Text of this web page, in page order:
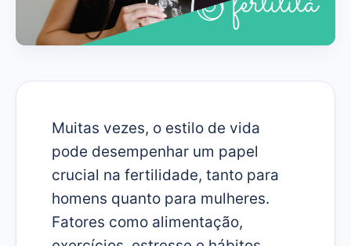
Muitas vezes, o estilo de vida
pode desempenhar um papel
crucial na fertilidade, tanto para
homens quanto para mulheres.
Fatores como alimentação,